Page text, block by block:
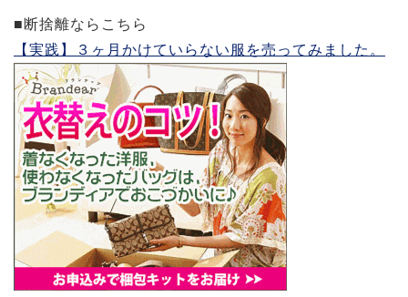
■断捨離ならこちら
【実践】３ヶ月かけていらない服を売ってみました。